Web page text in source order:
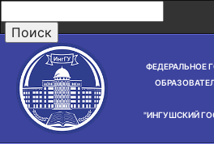
ФЕДЕРАЛЬНОЕ
"ИНГУШСКИЙ